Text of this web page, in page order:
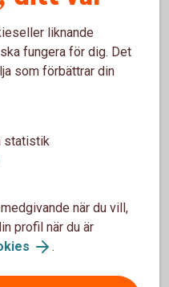
(Swish Handel)
är att skaffa Swish
betalningar i
liknande
fungera för dig. Det
som förbättrar din
statistik
när du vill,
profil när du är
.